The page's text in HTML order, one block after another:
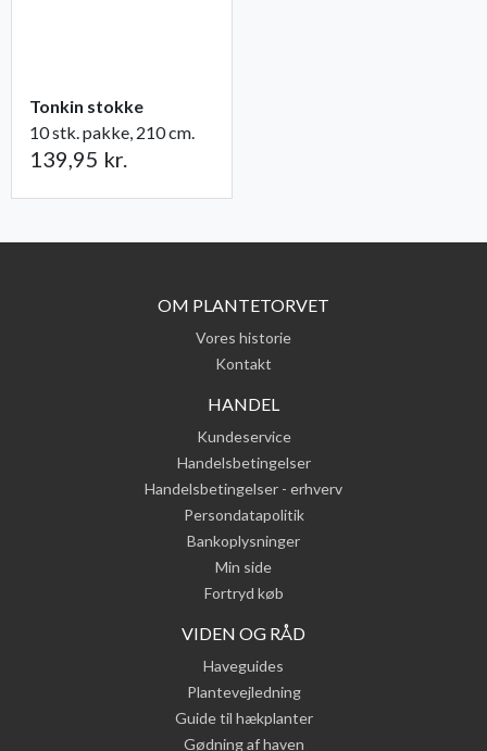
Tonkin stokke
10 stk. pakke, 210 cm.
139,95 kr.
OM PLANTETORVET
Vores historie
Kontakt
HANDEL
Kundeservice
Handelsbetingelser
Handelsbetingelser - erhverv
Persondatapolitik
Bankoplysninger
Min side
Fortryd køb
VIDEN OG RÅD
Haveguides
Plantevejledning
Guide til hækplanter
Gødning af haven